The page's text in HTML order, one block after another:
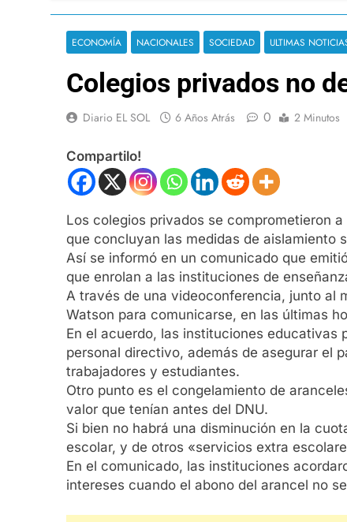
ECONOMÍA NACIONALES SOCIEDAD ULTIMAS
Colegios privados no
Diario EL SOL 6 Años Atrás 0 2 Minutos
Compartilo!
Los colegios privados se comprometieron
que concluyan las medidas de aislamiento
Así se informó en un comunicado que
que enrolan a las instituciones de
A través de una videoconferencia, junto al
Watson para comunicarse, en las últimas
En el acuerdo, las instituciones
personal directivo, además de asegurar el
trabajadores y estudiantes.
Otro punto es el congelamiento de
valor que tenían antes del DNU.
Si bien no habrá una disminución en la
escolar, y de otros «servicios extra
En el comunicado, las instituciones
intereses cuando el abono del arancel no